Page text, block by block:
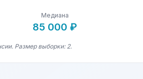
Медиана
85 000 ₽
Размер выборки: 2.